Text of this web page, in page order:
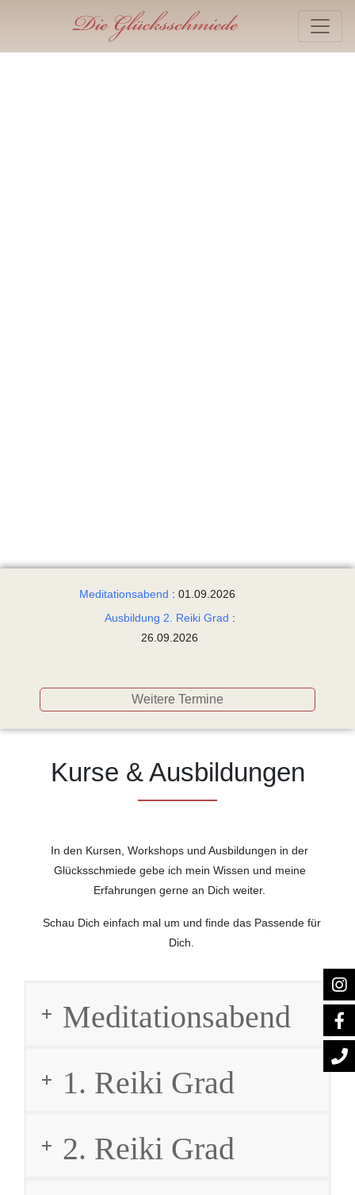
Meditationsabend : 01.09.2026
Ausbildung 2. Reiki Grad :
26.09.2026
Weitere Termine
Kurse & Ausbildungen
In den Kursen, Workshops und Ausbildungen in der
Glücksschmiede gebe ich mein Wissen und meine
Erfahrungen gerne an Dich weiter.
Schau Dich einfach mal um und finde das Passende für
Dich.
Meditationsabend
1. Reiki Grad
2. Reiki Grad